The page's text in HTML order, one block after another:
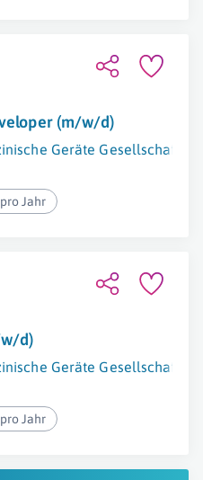
(m/w/d)
Geräte Gesellschaft
Jahr
d)
Geräte Gesellschaft
Jahr